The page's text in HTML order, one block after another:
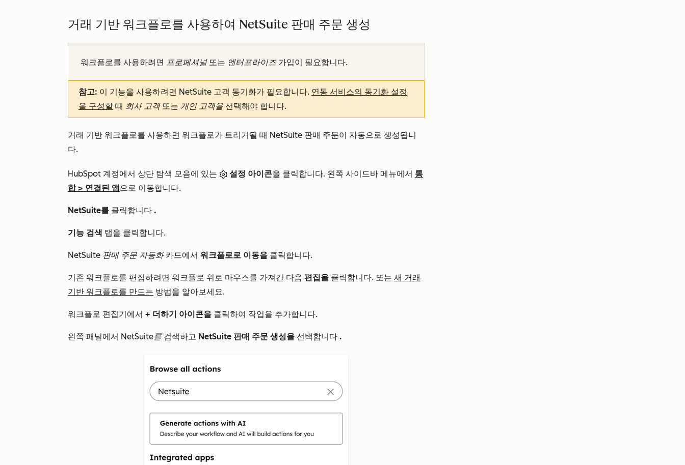
거래 기반 워크플로를 사용하여 NetSuite 판매 주문 생성
워크플로를 사용하려면 프로페셔널 또는 엔터프라이즈 가입이 필요합니다.
참고: 이 기능을 사용하려면 NetSuite 고객 동기화가 필요합니다. 연동 서비스의 동기화 설정
을 구성할 때 회사 고객또는 개인 고객을 선택해야 합니다.
거래 기반 워크플로를 사용하면 워크플로가 트리거될 때 NetSuite 판매 주문이 자동으로 생성됩니
다.
HubSpot 계정에서 상단 탐색 모음에 있는 설정 아이콘을 클릭합니다. 왼쪽 사이드바 메뉴에서 통
합> 연결된 앱 으로 이동합니다.
NetSuite를 클릭합니다 .
기능 검색 탭을 클릭합니다.
NetSuite 판매 주문 자동화카드에서 워크플로로 이동을 클릭합니다.
기존 워크플로를 편집하려면 워크플로 위로 마우스를 가져간 다음 편집을 클릭합니다. 또는 새 거래
기반 워크플로를 만드는 방법을 알아보세요.
워크플로 편집기에서 + 더하기 아이콘을 클릭하여 작업을 추가합니다.
왼쪽 패널에서 NetSuite를 검색하고 NetSuite 판매 주문 생성을 선택합니다 .